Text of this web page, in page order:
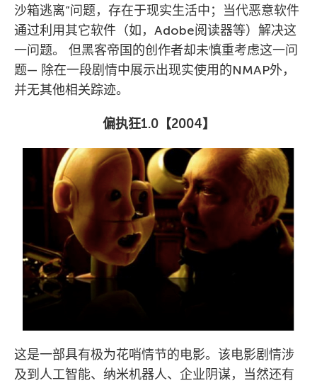
沙箱逃离”问题，存在于现实生活中；当代恶意软件
通过利用其它软件（如，Adobe阅读器等）解决这
一问题。 但黑客帝国的创作者却未慎重考虑这一问
题— 除在一段剧情中展示出现实使用的NMAP外，
并无其他相关踪迹。
偏执狂1.0【2004】
这是一部具有极为花哨情节的电影。该电影剧情涉
及到人工智能、纳米机器人、企业阴谋，当然还有